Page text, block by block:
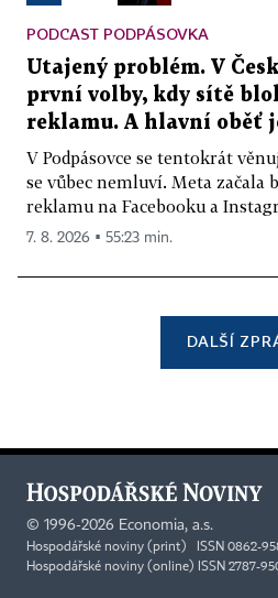
PODCAST PODPÁSOVKA
Utajený problém. V
první volby, kdy sítě
reklamu. A hlavní oběť
V Podpásovce se tentokrát
se vůbec nemluví. Meta
reklamu na Facebooku a
7. 8. 2026 ▪ 55:23 min.
DALŠÍ
© 1996-2026 Economia, a.s.
Hospodářské noviny (print) ISSN 0862-
Hospodářské noviny (online) ISSN 2787-